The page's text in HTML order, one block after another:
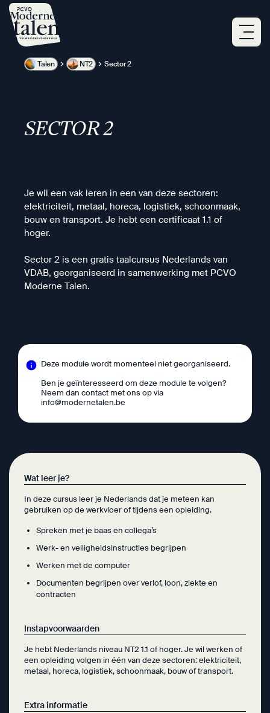
Overslaan
naar
Talen NT2 Sector 2
SECTOR 2
Je wil een vak leren in een van deze sectoren:
elektriciteit, metaal, horeca, logistiek, schoonmaak,
bouw en transport. Je hebt een certificaat 1.1 of
hoger.
Sector 2 is een gratis taalcursus Nederlands van
VDAB, georganiseerd in samenwerking met PCVO
Moderne Talen.
Deze module wordt momenteel niet georganiseerd.
Ben je geïnteresseerd om deze module te volgen?
Neem dan contact met ons op via
info@modernetalen.be
Wat leer je?
In deze cursus leer je Nederlands dat je meteen kan
gebruiken op de werkvloer of tijdens een opleiding.
Spreken met je baas en collega’s
Werk- en veiligheidsinstructies begrijpen
Werken met de computer
Documenten begrijpen over verlof, loon, ziekte en
contracten
Instapvoorwaarden
Je hebt Nederlands niveau NT2 1.1 of hoger. Je wil werken of
een opleiding volgen in één van deze sectoren: elektriciteit,
metaal, horeca, logistiek, schoonmaak, bouw of transport.
Extra informatie